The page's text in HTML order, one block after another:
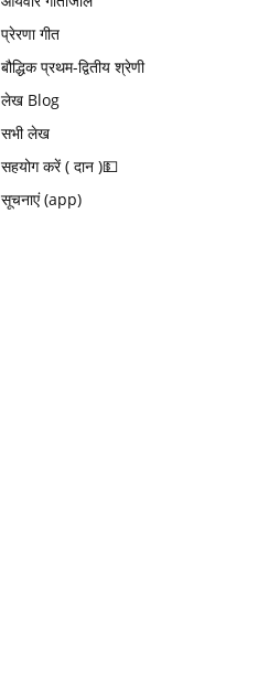
प्रेरणा गीत
बौद्धिक प्रथम-द्वितीय श्रेणी
लेख Blog
सभी लेख
सहयोग करें ( दान )💵
सूचनाएं (app)